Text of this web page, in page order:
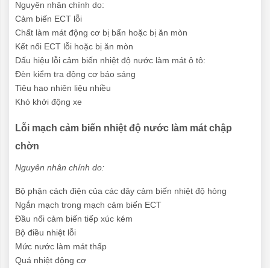
Nguyên nhân chính do:
Cảm biến ECT lỗi
Chất làm mát động cơ bị bẩn hoặc bị ăn mòn
Kết nối ECT lỗi hoặc bị ăn mòn
Dấu hiệu lỗi cảm biến nhiệt độ nước làm mát ô tô:
Đèn kiểm tra động cơ báo sáng
Tiêu hao nhiên liệu nhiều
Khó khởi động xe
Lỗi mạch cảm biến nhiệt độ nước làm mát chập
chờn
Nguyên nhân chính do:
Bộ phận cách điện của các dây cảm biến nhiệt độ hỏng
Ngắn mạch trong mạch cảm biến ECT
Đầu nối cảm biến tiếp xúc kém
Bộ điều nhiệt lỗi
Mức nước làm mát thấp
Quá nhiệt động cơ